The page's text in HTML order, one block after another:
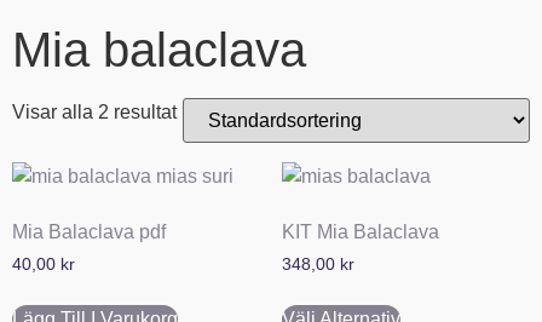
Mia balaclava
Visar alla 2 resultat
Mia Balaclava pdf
40,00 kr
KIT Mia Balaclava
348,00 kr